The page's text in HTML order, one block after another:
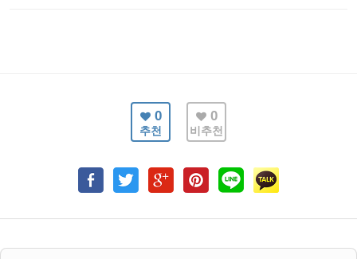
0
추천
0
비추천